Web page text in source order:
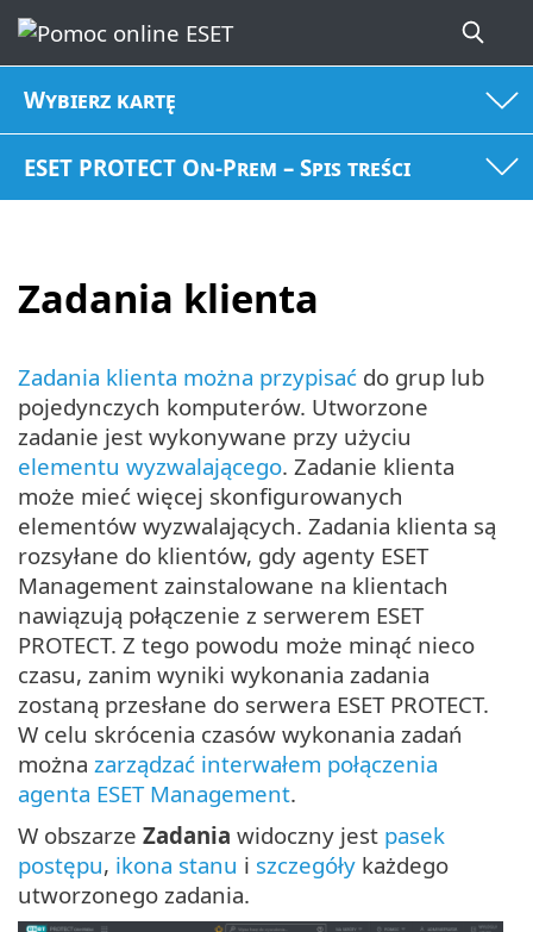
Wybierz kartę
ESET PROTECT On-Prem – Spis treści
Zadania klienta
Zadania klienta można przypisać do grup lub
pojedynczych komputerów. Utworzone
zadanie jest wykonywane przy użyciu
elementu wyzwalającego. Zadanie klienta
może mieć więcej skonfigurowanych
elementów wyzwalających. Zadania klienta są
rozsyłane do klientów, gdy agenty ESET
Management zainstalowane na klientach
nawiązują połączenie z serwerem ESET
PROTECT. Z tego powodu może minąć nieco
czasu, zanim wyniki wykonania zadania
zostaną przesłane do serwera ESET PROTECT.
W celu skrócenia czasów wykonania zadań
można zarządzać interwałem połączenia
agenta ESET Management.
W obszarze Zadania widoczny jest pasek
postępu, ikona stanu i szczegóły każdego
utworzonego zadania.